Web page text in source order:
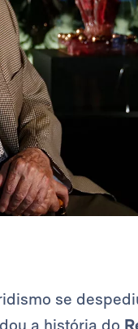
se
a história do